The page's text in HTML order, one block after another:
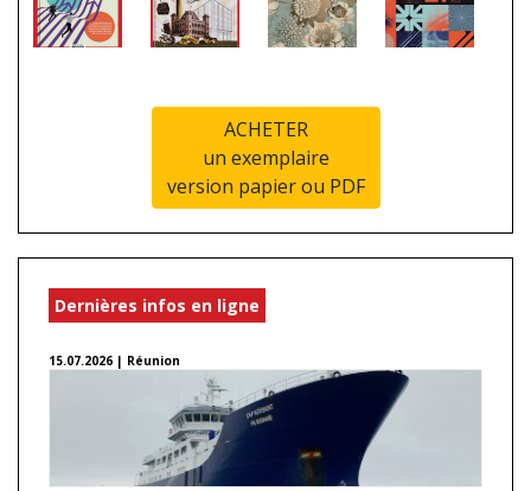
ACHETER
un exemplaire
version papier ou PDF
Dernières infos en ligne
15.07.2026 | Réunion